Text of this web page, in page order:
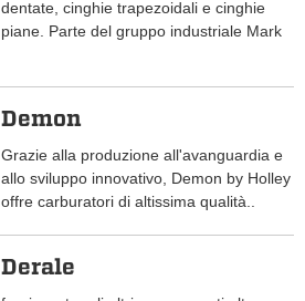
dentate, cinghie trapezoidali e cinghie
piane. Parte del gruppo industriale Mark
Demon
Grazie alla produzione all'avanguardia e
allo sviluppo innovativo, Demon by Holley
offre carburatori di altissima qualità..
Derale